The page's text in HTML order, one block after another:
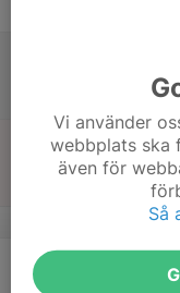
Div 5 Norra
ÖIS-gården
17:00
19:00
Match
Utv B
Furuvik 1,
17
Mån
18:30
Vi använder
webbplats ska
även för
Så